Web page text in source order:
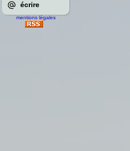
écrire
mentions légales